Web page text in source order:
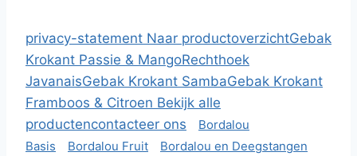
privacy-statement Naar productoverzichtGebak
Krokant Passie & MangoRechthoek
JavanaisGebak Krokant SambaGebak Krokant
Framboos & Citroen Bekijk alle
productencontacteer ons
Bordalou
Basis
Bordalou Fruit
Bordalou en Deegstangen